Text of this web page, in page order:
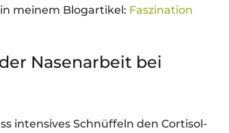
meinem Blogartikel: Faszination
Nasenarbeit bei
intensives Schnüffeln den Cortisol-